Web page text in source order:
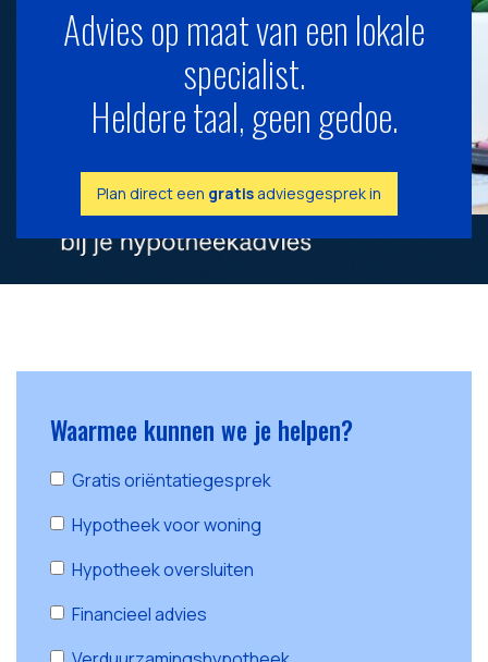
Advies op maat van een lokale
specialist.
Heldere taal, geen gedoe.
Plan direct een gratisadviesgesprek in
Waarmee kunnen we je helpen?
Gratis oriëntatiegesprek
Hypotheek voor woning
Hypotheek oversluiten
Financieel advies